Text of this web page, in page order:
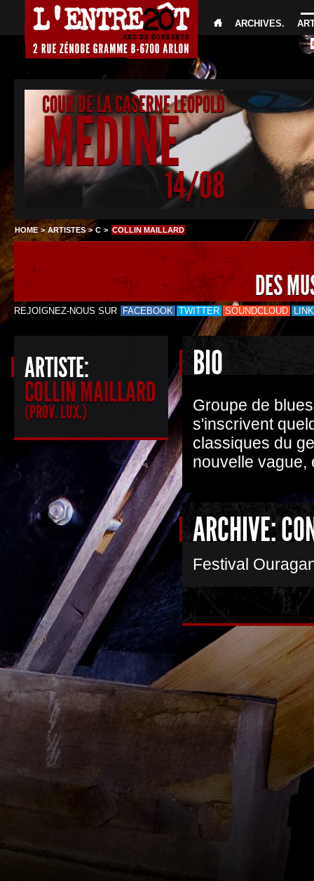
ARCHIVES.
COUR DE LA CASERNE LEOPOLD
MEDINE
14/08
HOME >ARTISTES>C > COLLIN MAILLARD
DES
REJOIGNEZ-NOUS SUR FACEBOOK TWITTER SOUNDCLOUD
ARTISTE:
COLLIN MAILLARD
(PROV. LUX.)
BIO
Groupe de
s'inscrivent
classiques du
nouvelle vague,
ARCHIVE:
Festival